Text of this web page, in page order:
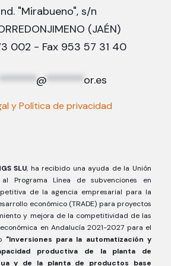
"Mirabueno", s/n
(JAÉN)
002 - Fax 953 57 31 40
*******@*******or.es
y Política de privacidad
SLU, ha recibido una ayuda de la Unión
Programa Línea de subvenciones en
de la agencia empresarial para la
económico (TRADE) para proyectos
y mejora de la competitividad de las
en Andalucía 2021-2027 para el
"Inversiones para la automatización y
productiva de la planta de
y de la planta de productos base